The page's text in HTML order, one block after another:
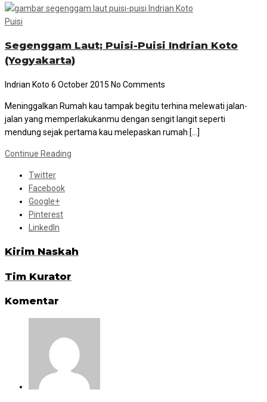
Puisi
Segenggam Laut; Puisi-Puisi Indrian Koto
(Yogyakarta)
Indrian Koto 6 October 2015 No Comments
Meninggalkan Rumah kau tampak begitu terhina melewati jalan-
jalan yang memperlakukanmu dengan sengit langit seperti
mendung sejak pertama kau melepaskan rumah […]
Continue Reading
Twitter
Facebook
Google+
Pinterest
LinkedIn
Kirim Naskah
Tim Kurator
Komentar